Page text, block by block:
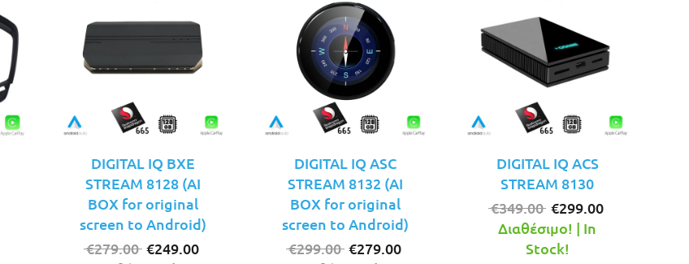
DIGITAL IQ BXE
STREAM 8128 (AI
BOX for original
screen to Android)
€279.00 Original
€249.00
DIGITAL IQ ASC
STREAM 8132 (AI
BOX for original
screen to Android)
€299.00 Original
€279.00
DIGITAL IQ ACS
STREAM 8130
€349.00 Original
price
was:
€299.00
Διαθέσιμο! | In
Stock!